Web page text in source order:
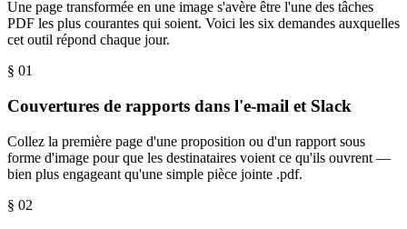
Une page transformée en une image s'avère être l'une des tâches
PDF les plus courantes qui soient. Voici les six demandes auxquelles
cet outil répond chaque jour.
§ 01
Couvertures de rapports dans l'e-mail et Slack
Collez la première page d'une proposition ou d'un rapport sous
forme d'image pour que les destinataires voient ce qu'ils ouvrent —
bien plus engageant qu'une simple pièce jointe .pdf.
§ 02